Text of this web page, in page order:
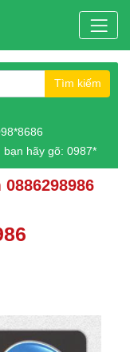
Tìm kiếm
hãy gõ: 0987*